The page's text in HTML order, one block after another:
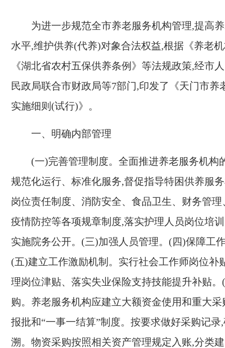
为进一步规范全市养老服务机构管理,提高
水平,维护供养(代养)对象合法权益,根据 《养老
《湖北省农村五保供养条例》等法规政策,经市
民政局联合市财政局等7部门,印发了《天门市养
实施细则(试行)》。
一、明确内部管理
(一)完善管理制度。全面推进养老服务机构
规范化运行、标准化服务,督促指导特困供养服
岗位责任制度、消防安全、食品卫生、财务管
疫情防控等各项规章制度,落实护理人员岗位培
实施院务公开。 (三)加强人员管理。 ( 四)保障工
(五)建立工作激励机制。实行社会工作师岗位补
理岗位津贴、 落实失业保险支持技能提升补贴。 (
购。 养老服务机构应建立大额资金使用和重大
报批和“一事一结算”制度。按要求做好采购记录
溯。物资采购按照相关资产管理规定入账,分类